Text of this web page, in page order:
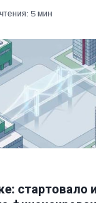
5 мин
стартовало